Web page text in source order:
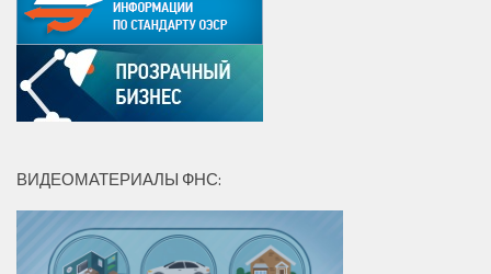
ВИДЕОМАТЕРИАЛЫ ФНС: